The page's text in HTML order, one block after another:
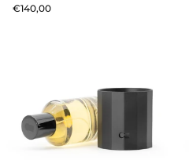
€140,00